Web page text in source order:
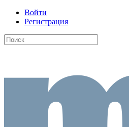
Войти
Регистрация